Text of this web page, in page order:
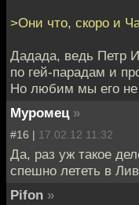
>Они что, скоро и
Дадада, ведь Петр
по гей-парадам и
Но любим мы его не
Муромец »
#16 | 17.02.12 11:32
Да, раз уж такое
спешно лететь в
Pifon »